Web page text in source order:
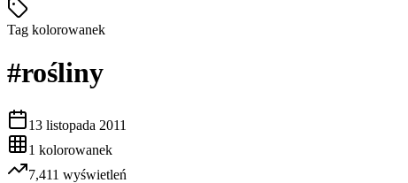
Tag kolorowanek
#rośliny
13 listopada 2011
1 kolorowanek
7,411 wyświetleń